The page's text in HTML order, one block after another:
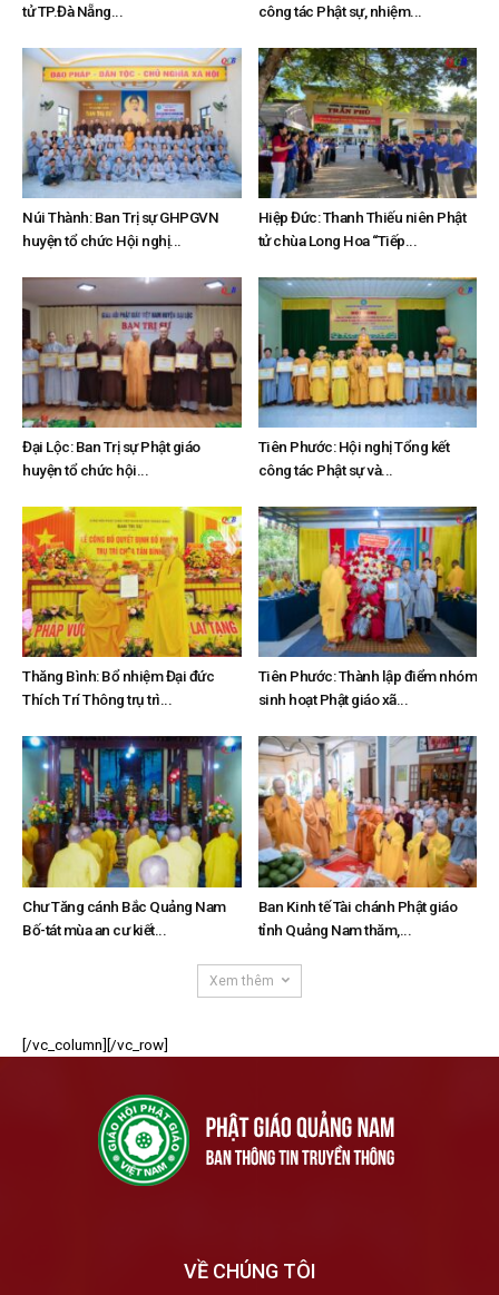
tử TP.Đà Nẵng...
công tác Phật sự, nhiệm...
Núi Thành: Ban Trị sự GHPGVN
huyện tổ chức Hội nghị...
Hiệp Đức: Thanh Thiếu niên Phật
tử chùa Long Hoa “Tiếp...
Đại Lộc: Ban Trị sự Phật giáo
huyện tổ chức hội...
Tiên Phước: Hội nghị Tổng kết
công tác Phật sự và...
Thăng Bình: Bổ nhiệm Đại đức
Thích Trí Thông trụ trì...
Tiên Phước: Thành lập điểm nhóm
sinh hoạt Phật giáo xã...
Chư Tăng cánh Bắc Quảng Nam
Bố-tát mùa an cư kiết...
Ban Kinh tế Tài chánh Phật giáo
tỉnh Quảng Nam thăm,...
Xem thêm
[/vc_column][/vc_row]
VỀ CHÚNG TÔI